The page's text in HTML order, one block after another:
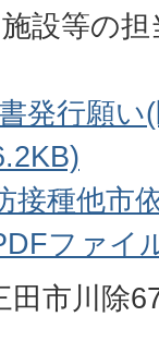
設等の
発行願
接種他市
ファイ
市川除